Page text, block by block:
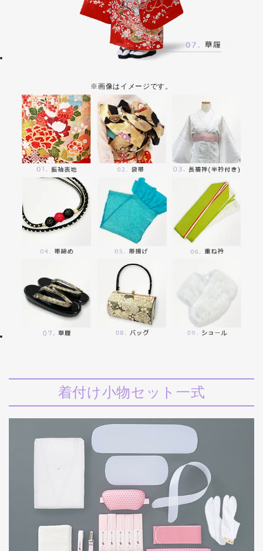
※画像はイメージです。
着付け小物セット一式